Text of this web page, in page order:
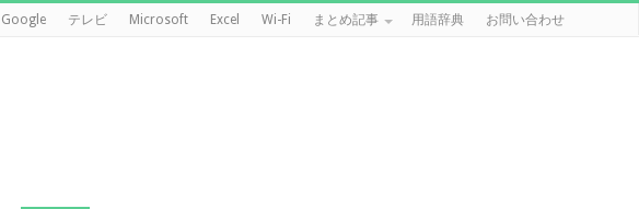
Google テレビ Microsoft Excel Wi-Fi まとめ記事 用語辞典 お問い合わせ